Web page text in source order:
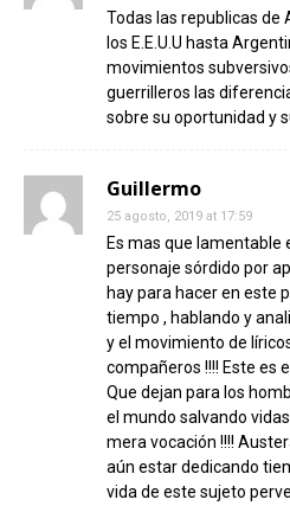
Todas las republicas de
los E.E.U.U hasta
movimientos
guerrilleros las
sobre su oportunidad y
Guillermo
25 agosto, 2019 at 17:59
Es mas que lamentable
personaje sórdido por
hay para hacer en este
tiempo , hablando y
y el movimiento de
compañeros !!!! Este es
Que dejan para los
el mundo salvando
mera vocación !!!!
aún estar dedicando
vida de este sujeto